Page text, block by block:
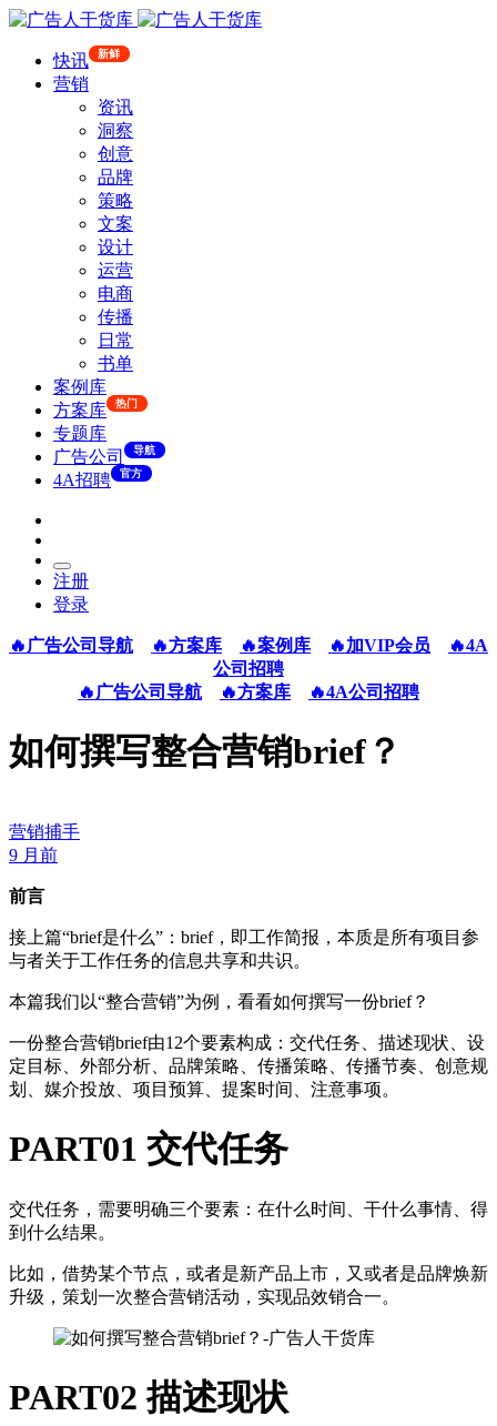
快讯 新鲜
营销
资讯
洞察
创意
品牌
策略
文案
设计
运营
电商
传播
日常
书单
案例库
方案库
热门
专题库
广告公司
导航
4A招聘 官方
注册
登录
🔥广告公司导航 🔥方案库 🔥案例库 🔥加VIP会员
🔥4A
公司招聘
🔥广告公司导航
🔥方案库 🔥4A公司招聘
如何撰写整合营销brief？
营销捕手
9 月前
前言
接上篇“brief是什么”：brief，即工作简报，本质是所有项目参
与者关于工作任务的信息共享和共识。
本篇我们以“整合营销”为例，看看如何撰写一份brief？
一份整合营销brief由12个要素构成：交代任务、描述现状、设
定目标、外部分析、品牌策略、传播策略、传播节奏、创意规
划、媒介投放、项目预算、提案时间、注意事项。
PART01 交代任务
交代任务，需要明确三个要素：在什么时间、干什么事情、得
到什么结果。
比如，借势某个节点，或者是新产品上市，又或者是品牌焕新
升级，策划一次整合营销活动，实现品效销合一。
PART02描述现状